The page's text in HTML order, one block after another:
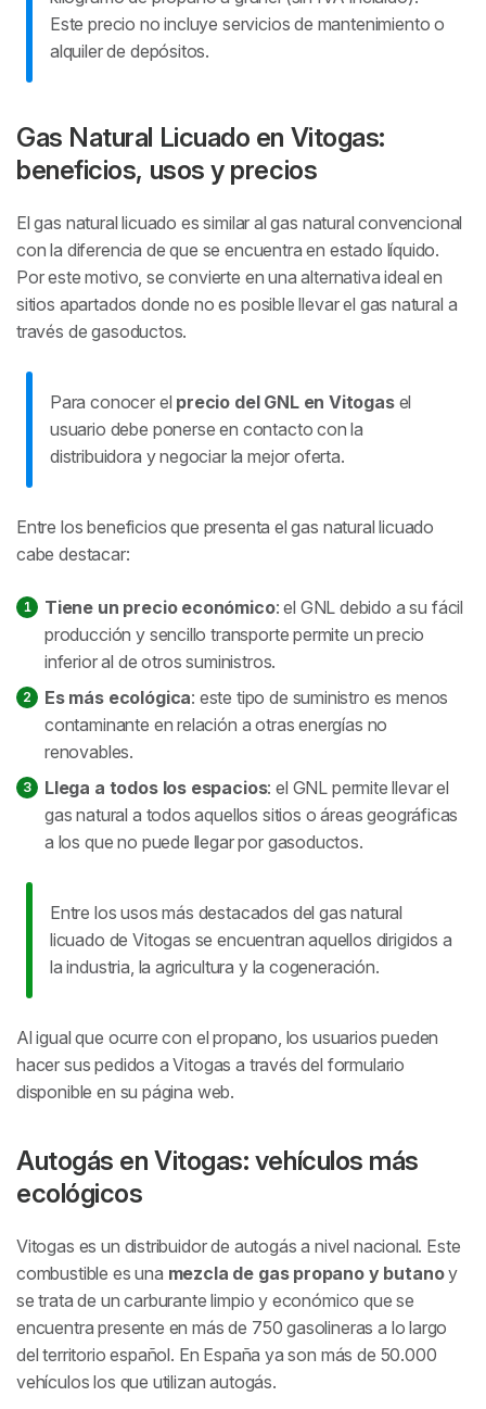
Este precio no incluye servicios de mantenimiento o
alquiler de depósitos.
Gas Natural Licuado en Vitogas:
beneficios, usos y precios
El gas natural licuado es similar al gas natural convencional
con la diferencia de que se encuentra en estado líquido.
Por este motivo, se convierte en una alternativa ideal en
sitios apartados donde no es posible llevar el gas natural a
través de gasoductos.
Para conocer el precio del GNL en Vitogasel
usuario debe ponerse en contacto con la
distribuidora y negociar la mejor oferta.
Entre los beneficios que presenta el gas natural licuado
cabe destacar:
Tiene un precio económico: el GNL debido a su fácil
producción y sencillo transporte permite un precio
inferior al de otros suministros.
Es más ecológica: este tipo de suministro es menos
contaminante en relación a otras energías no
renovables.
Llega a todos los espacios: el GNL permite llevar el
gas natural a todos aquellos sitios o áreas geográficas
a los que no puede llegar por gasoductos.
Entre los usos más destacados del gas natural
licuado de Vitogas se encuentran aquellos dirigidos a
la industria, la agricultura y la cogeneración.
Al igual que ocurre con el propano, los usuarios pueden
hacer sus pedidos a Vitogas a través del formulario
disponible en su página web.
Autogás en Vitogas: vehículos más
ecológicos
Vitogas es un distribuidor de autogás a nivel nacional. Este
combustible es una mezcla de gas propano y butanoy
se trata de un carburante limpio y económico que se
encuentra presente en más de 750 gasolineras a lo largo
del territorio español. En España ya son más de 50.000
vehículos los que utilizan autogás.